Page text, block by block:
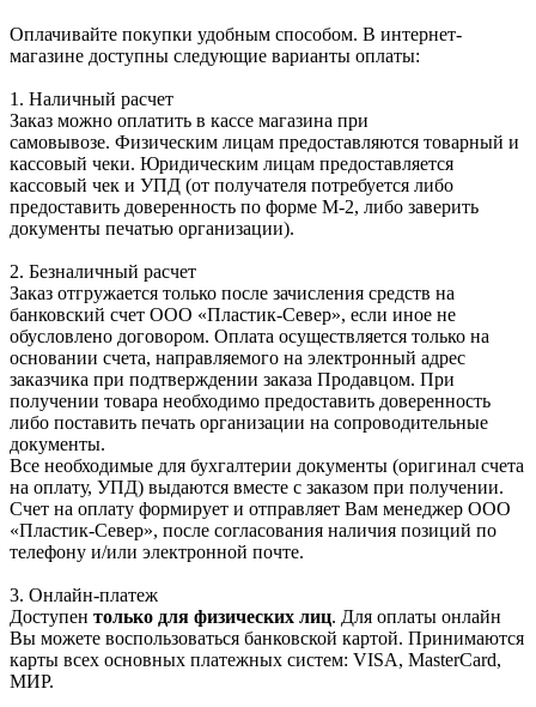
Оплачивайте покупки удобным способом. В интернет-
магазине доступны следующие варианты оплаты:
1. Наличный расчет
Заказ можно оплатить в кассе магазина при
самовывозе. Физическим лицам предоставляются товарный и
кассовый чеки. Юридическим лицам предоставляется
кассовый чек и УПД (от получателя потребуется либо
предоставить доверенность по форме М-2, либо заверить
документы печатью организации).
2. Безналичный расчет
Заказ отгружается только после зачисления средств на
банковский счет ООО «Пластик-Север», если иное не
обусловлено договором. Оплата осуществляется только на
основании счета, направляемого на электронный адрес
заказчика при подтверждении заказа Продавцом. При
получении товара необходимо предоставить доверенность
либо поставить печать организации на сопроводительные
документы.
Все необходимые для бухгалтерии документы (оригинал счета
на оплату, УПД) выдаются вместе с заказом при получении.
Счет на оплату формирует и отправляет Вам менеджер ООО
«Пластик-Север», после согласования наличия позиций по
телефону и/или электронной почте.
3. Онлайн-платеж
Доступен только для физических лиц. Для оплаты онлайн
Вы можете воспользоваться банковской картой. Принимаются
карты всех основных платежных систем: VISA, MasterCard,
МИР.